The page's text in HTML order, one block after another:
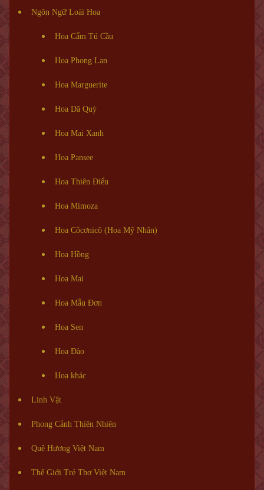
Ngôn Ngữ Loài Hoa
Hoa Cẩm Tú Cầu
Hoa Phong Lan
Hoa Marguerite
Hoa Dã Quỳ
Hoa Mai Xanh
Hoa Pansee
Hoa Thiên Điểu
Hoa Mimoza
Hoa Côcơnicô (Hoa Mỹ Nhân)
Hoa Hồng
Hoa Mai
Hoa Mẫu Đơn
Hoa Sen
Hoa Đào
Hoa khác
Linh Vật
Phong Cảnh Thiên Nhiên
Quê Hương Việt Nam
Thế Giới Trẻ Thơ Việt Nam